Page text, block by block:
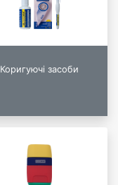
Коригуючі засоби